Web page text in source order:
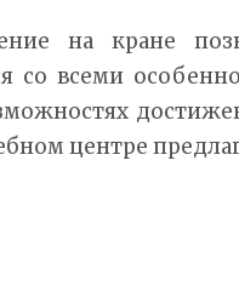
на кране
со всеми
центре